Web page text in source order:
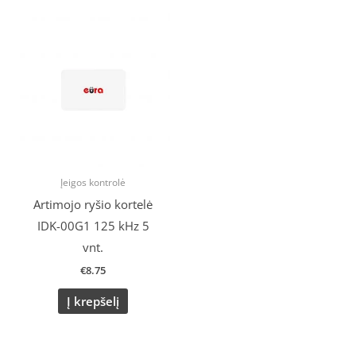
Įeigos kontrolė
Artimojo ryšio kortelė
IDK-00G1 125 kHz 5
vnt.
€8.75
Į krepšelį